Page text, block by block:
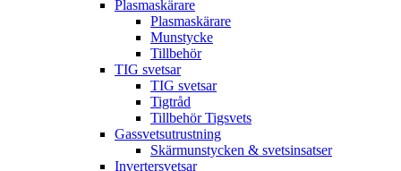
Plasmaskärare
Plasmaskärare
Munstycke
Tillbehör
TIG svetsar
TIG svetsar
Tigtråd
Tillbehör Tigsvets
Gassvetsutrustning
Skärmunstycken & svetsinsatser
Invertersvetsar